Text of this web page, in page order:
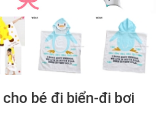
bé đi biển-đi bơi